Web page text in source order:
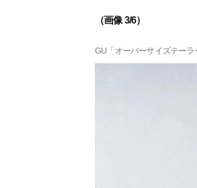
（画像 3/6）
GU「オーバーサイズテーラ